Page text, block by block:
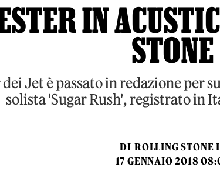
IN
STONE
Jet è passato in redazione per
solista 'Sugar Rush', registrato in
DI ROLLING STONE
17 GENNAIO 2018